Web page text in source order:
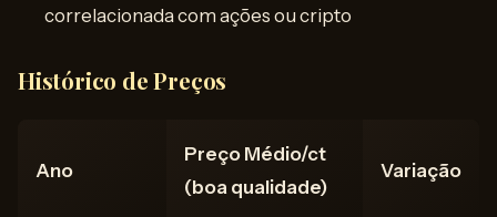
correlacionada com ações ou cripto
Histórico de Preços
Ano
Preço Médio/ct
(boa qualidade)
Variação